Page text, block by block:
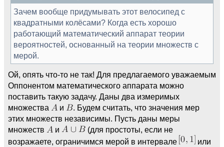
Зачем вообще придумывать этот велосипед с
квадратными колёсами? Когда есть хорошо
работающий математический аппарат теории
вероятностей, основанный на теории множеств с
мерой.
Ой, опять что-то не так! Для предлагаемого уважаемым
Оппонентом математического аппарата можно
поставить такую задачу. Даны два измеримых
множества
и
. Будем считать, что значения мер
этих множеств независимы. Пусть даны меры
множеств
и
(для простоты, если не
возражаете, ограничимся мерой в интервале
или